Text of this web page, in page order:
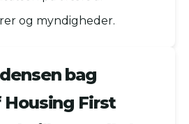
og myndigheder.
bag
First